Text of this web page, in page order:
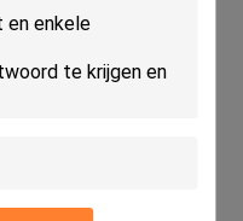
vaak gebruikt in
omgevingen.Ze
zware machines en
voor gebruik in
zoals verpakking en
voor platen montage,